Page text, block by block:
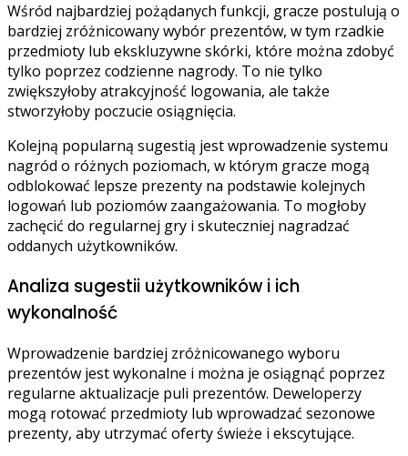
Wśród najbardziej pożądanych funkcji, gracze postulują o
bardziej zróżnicowany wybór prezentów, w tym rzadkie
przedmioty lub ekskluzywne skórki, które można zdobyć
tylko poprzez codzienne nagrody. To nie tylko
zwiększyłoby atrakcyjność logowania, ale także
stworzyłoby poczucie osiągnięcia.
Kolejną popularną sugestią jest wprowadzenie systemu
nagród o różnych poziomach, w którym gracze mogą
odblokować lepsze prezenty na podstawie kolejnych
logowań lub poziomów zaangażowania. To mogłoby
zachęcić do regularnej gry i skuteczniej nagradzać
oddanych użytkowników.
Analiza sugestii użytkowników i ich
wykonalność
Wprowadzenie bardziej zróżnicowanego wyboru
prezentów jest wykonalne i można je osiągnąć poprzez
regularne aktualizacje puli prezentów. Deweloperzy
mogą rotować przedmioty lub wprowadzać sezonowe
prezenty, aby utrzymać oferty świeże i ekscytujące.